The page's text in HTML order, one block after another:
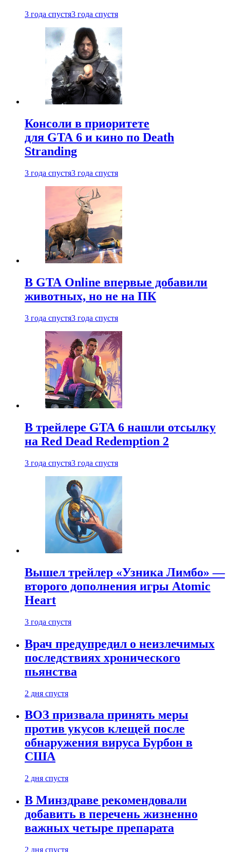
3 года спустя3 года спустя
Консоли в приоритете
для GTA 6 и кино по Death
Stranding
3 года спустя3 года спустя
В GTA Online впервые добавили
животных, но не на ПК
3 года спустя3 года спустя
В трейлере GTA 6 нашли отсылку
на Red Dead Redemption 2
3 года спустя3 года спустя
Вышел трейлер «Узника Лимбо» —
второго дополнения игры Atomic
Heart
3 года спустя
Врач предупредил о неизлечимых
последствиях хронического
пьянства
2 дня спустя
ВОЗ призвала принять меры
против укусов клещей после
обнаружения вируса Бурбон в
США
2 дня спустя
В Минздраве рекомендовали
добавить в перечень жизненно
важных четыре препарата
2 дня спустя